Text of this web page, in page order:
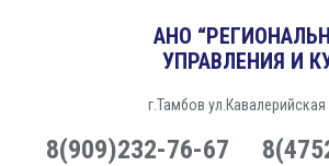
АНО
УПРАВЛЕНИЯ И
г.Тамбов ул.Кавалерийская
8(909)232-76-67